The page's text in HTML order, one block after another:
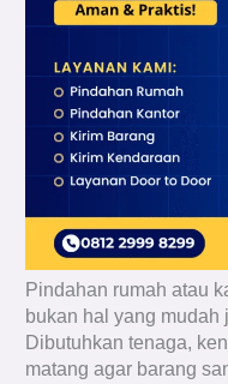
Pindahan rumah atau
bukan hal yang
Dibutuhkan tenaga,
matang agar barang